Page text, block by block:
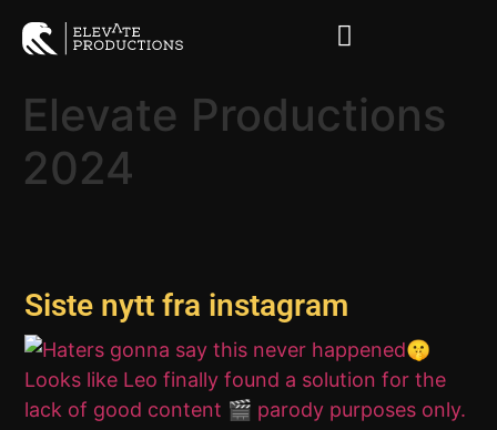
Elevate Productions
2024
Siste nytt fra instagram